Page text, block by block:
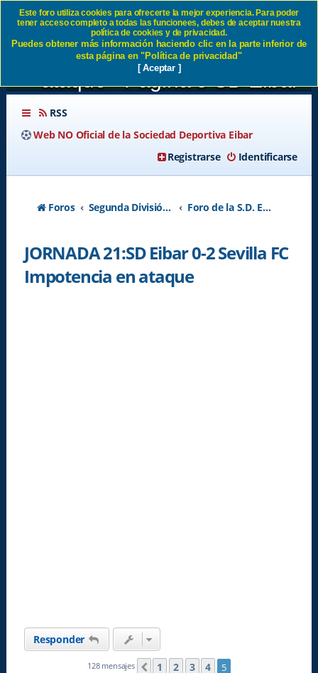
JORNADA 21:SD Eibar 0-2
Sevilla FC Impotencia en
ataque - Página 5 SD Eibar
RSS
Web NO Oficial de la Sociedad Deportiva Eibar
Identificarse
Registrarse
Foros Segunda División A - Temporada 2026-2027 Foro de la S.D. Eibar
JORNADA 21:SD Eibar 0-2 Sevilla FC
Impotencia en ataque
Responder
128 mensajes Anterior
1 2 3 4 5
Este foro utiliza cookies para ofrecerte la mejor experiencia. Para poder
tener acceso completo a todas las funcionees, debes de aceptar nuestra
política de cookies y de privacidad.
Puedes obtener más información haciendo clic en la parte inferior de
esta página en "Política de privacidad"
[ Aceptar ]